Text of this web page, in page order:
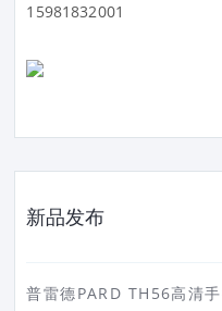
15981832001
新品发布
普雷德PARD TH56高清